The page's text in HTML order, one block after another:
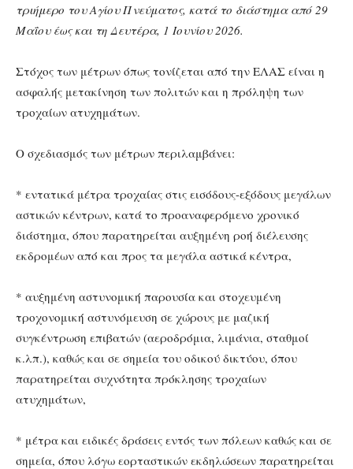
τριήμερο του Αγίου Πνεύματος, κατά το διάστημα από 29
Μαΐου έως και τη Δευτέρα, 1 Ιουνίου 2026.
Στόχος των μέτρων όπως τονίζεται από την ΕΛΑΣ είναι η
ασφαλής μετακίνηση των πολιτών και η πρόληψη των
τροχαίων ατυχημάτων.
Ο σχεδιασμός των μέτρων περιλαμβάνει:
* εντατικά μέτρα τροχαίας στις εισόδους-εξόδους μεγάλων
αστικών κέντρων, κατά το προαναφερόμενο χρονικό
διάστημα, όπου παρατηρείται αυξημένη ροή διέλευσης
εκδρομέων από και προς τα μεγάλα αστικά κέντρα,
* αυξημένη αστυνομική παρουσία και στοχευμένη
τροχονομική αστυνόμευση σε χώρους με μαζική
συγκέντρωση επιβατών (αεροδρόμια, λιμάνια, σταθμοί
κ.λπ.), καθώς και σε σημεία του οδικού δικτύου, όπου
παρατηρείται συχνότητα πρόκλησης τροχαίων
ατυχημάτων,
* μέτρα και ειδικές δράσεις εντός των πόλεων καθώς και σε
σημεία, όπου λόγω εορταστικών εκδηλώσεων παρατηρείται